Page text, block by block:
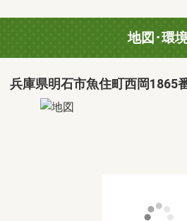
地図･環
兵庫県明石市魚住町西岡1865